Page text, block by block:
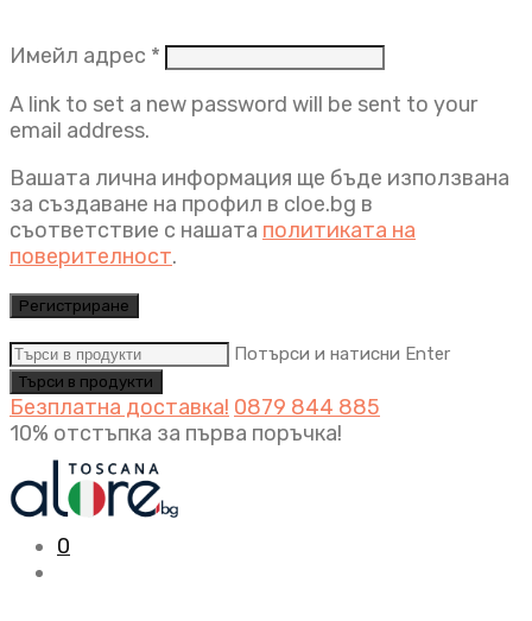
Имейл адрес * Задължително
A link to set a new password will be sent to your
email address.
Вашата лична информация ще бъде използвана
за създаване на профил в cloe.bg в
съответствие с нашата политиката на
поверителност.
Регистриране
Потърси и натисни Enter
Безплатна доставка! 0879 844 885
10% отстъпка за първа поръчка!
0